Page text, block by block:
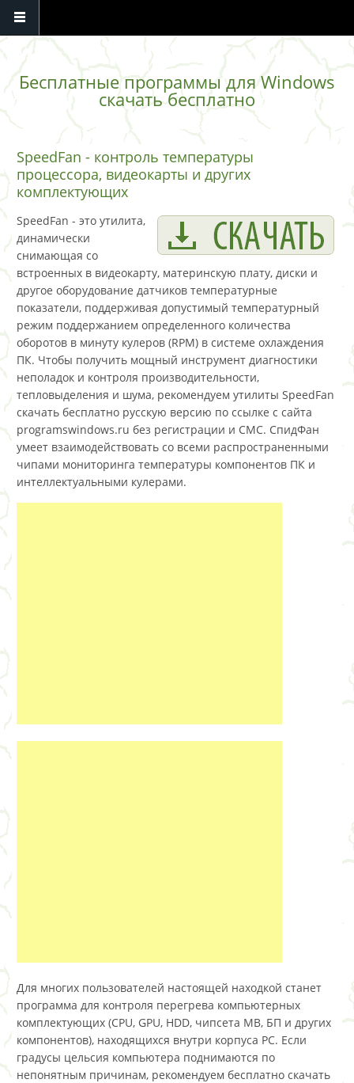
Перейти к основному содержанию
Бесплатные программы для Windows
скачать бесплатно
SpeedFan - контроль температуры
процессора, видеокарты и других
комплектующих
SpeedFan - это утилита,
динамически
снимающая со
встроенных в видеокарту, материнскую плату, диски и
другое оборудование датчиков температурные
показатели, поддерживая допустимый температурный
режим поддержанием определенного количества
оборотов в минуту кулеров (RPM) в системе охлаждения
ПК. Чтобы получить мощный инструмент диагностики
неполадок и контроля производительности,
тепловыделения и шума, рекомендуем утилиты SpeedFan
скачать бесплатно русскую версию по ссылке с сайта
programswindows.ru без регистрации и СМС. СпидФан
умеет взаимодействовать со всеми распространенными
чипами мониторинга температуры компонентов ПК и
интеллектуальными кулерами.
Для многих пользователей настоящей находкой станет
программа для контроля перегрева компьютерных
комплектующих (CPU, GPU, HDD, чипсета MB, БП и других
компонентов), находящихся внутри корпуса PC. Если
градусы цельсия компьютера поднимаются по
непонятным причинам, рекомендуем бесплатно скачать